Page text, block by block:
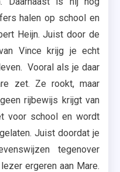
halen op school en
Heijn. Juist door de
Vince krijg je echt
Vooral als je daar
zet. Ze rookt, maar
rijbewijs krijgt van
voor school en wordt
Juist doordat je
tegenover
ergeren aan Mare.